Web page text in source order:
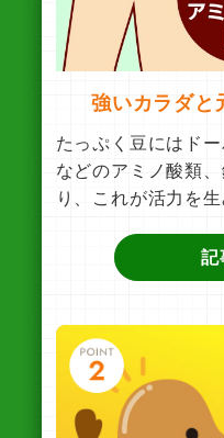
強いカラダと
たっぷく豆にはド
などのアミノ酸類
り、これが活力を生
記